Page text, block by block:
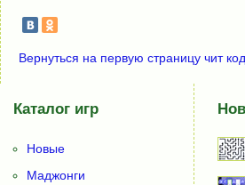
Вернуться на первую страницу чит
Каталог игр
Новые
Маджонги